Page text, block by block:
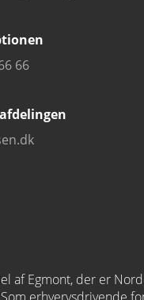
66
af Egmont, der er